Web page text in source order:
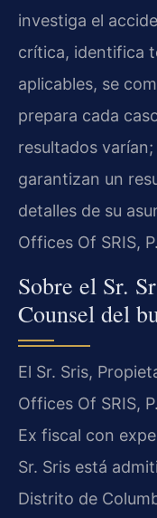
investiga el
crítica, identifica
aplicables, se
prepara cada
resultados
garantizan un
detalles de su
Offices Of SRIS,
Sobre el Sr.
Counsel del
El Sr. Sris,
Offices Of SRIS,
Ex fiscal con
Sr. Sris está
Distrito de